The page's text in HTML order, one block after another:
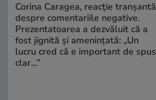
Corina Caragea, reacție tranșantă
despre comentariile negative.
Prezentatoarea a dezvăluit că a
fost jignită și amenințată: „Un
lucru cred că e important de spus
clar...”